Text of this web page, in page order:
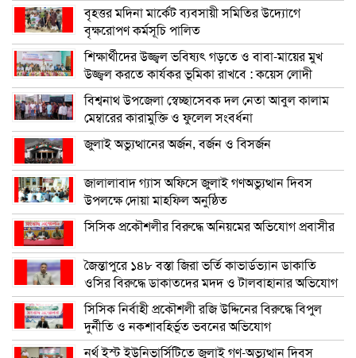
বৃহত্তর মদিনা মার্কেট ব্যবসায়ী সমিতির উদ্যোগে
বৃক্ষরোপণ কর্মসূচি পালিত
শিক্ষার্থীদের উজ্জ্বল ভবিষ্যৎ গড়তে ও বাবা-মায়ের মুখ
উজ্জ্বল করতে কার্যকর ভূমিকা রাখবে : কয়েস লোদী
বিশ্বনাথ উপজেলা স্বেচ্ছাসেবক দল নেতা আবুল কালাম
মেম্বারের কারামুক্তি ও ফুলেল সংবর্ধনা
জুলাই অভ্যুত্থানের অর্জন, বর্জন ও বিসর্জন
জালালাবাদ গ্যাস অফিসে জুলাই গণঅভ্যুত্থান দিবস
উপলক্ষে দোয়া মাহফিল অনুষ্ঠিত
সিসিক প্রকৌশলীর বিরুদ্ধে অনিয়মের অভিযোগ প্রবাসীর
জৈন্তাপুরে ১৪৮ বস্তা জিরা ভর্তি কাভার্ডভ্যান ডাকাতি
ওসির বিরুদ্ধে ডাকাতদের মদদ ও টালবাহানার অভিযোগ
সিসিক নির্বাহী প্রকৌশলী রজি উদ্দিনের বিরুদ্ধে বিপুল
দুর্নীতি ও নকশাবহির্ভূত ভবনের অভিযোগ
নর্থ ইস্ট ইউনিভার্সিটিতে জুলাই গণ-অভ্যুত্থান দিবস